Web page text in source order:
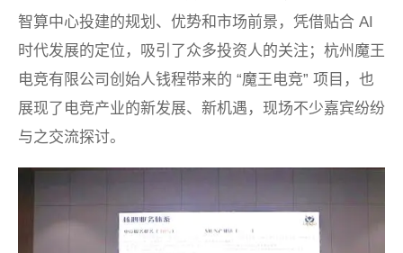
智算中心投建的规划、优势和市场前景，凭借贴合 AI
时代发展的定位，吸引了众多投资人的关注；杭州魔王
电竞有限公司创始人钱程带来的 “魔王电竞” 项目，也
展现了电竞产业的新发展、新机遇，现场不少嘉宾纷纷
与之交流探讨。